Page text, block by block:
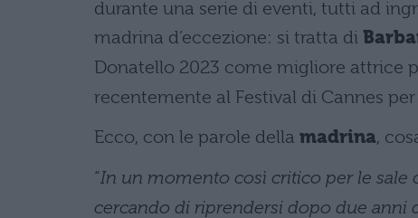
durante una serie di eventi, tutti ad
madrina d’eccezione: si tratta di
Donatello 2023 come migliore attrice
recentemente al Festival di Cannes
Ecco, con le parole della madrina,
“In un momento così critico per le sale
cercando di riprendersi dopo due anni